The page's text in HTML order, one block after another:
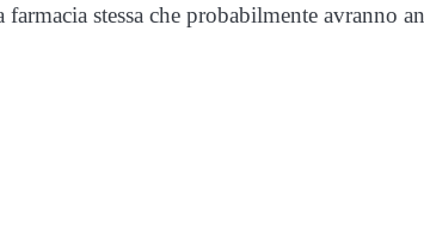
farmacia stessa che probabilmente avranno